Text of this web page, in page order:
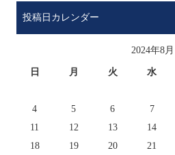
投稿日カレンダー
2024年8月
日 月 火 水
4
5 6 7
11
12 13 14
18
19 20 21